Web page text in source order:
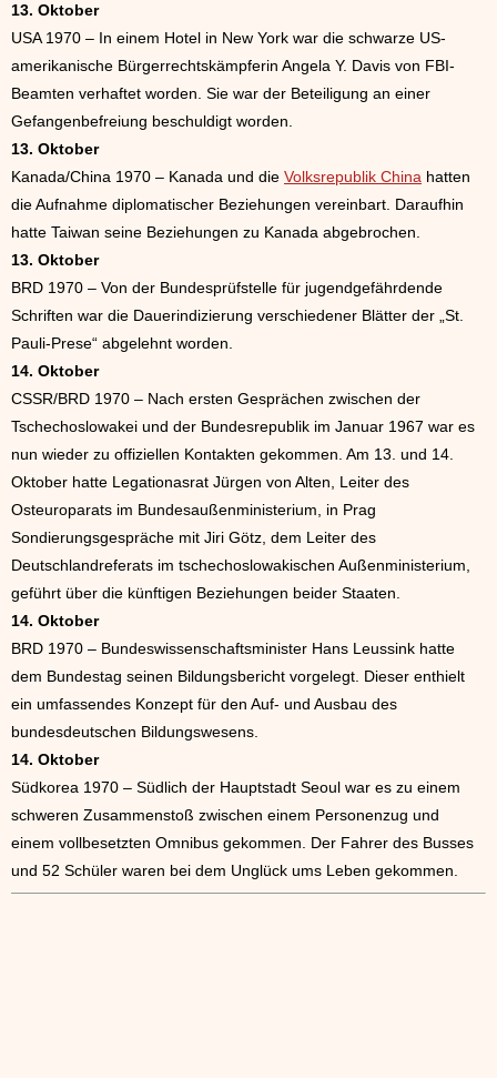
13. Oktober
USA 1970 – In einem Hotel in New York war die schwarze US-
amerikanische Bürgerrechtskämpferin Angela Y. Davis von FBI-
Beamten verhaftet worden. Sie war der Beteiligung an einer
Gefangenbefreiung beschuldigt worden.
13. Oktober
Kanada/China 1970 – Kanada und die Volksrepublik China hatten
die Aufnahme diplomatischer Beziehungen vereinbart. Daraufhin
hatte Taiwan seine Beziehungen zu Kanada abgebrochen.
13. Oktober
BRD 1970 – Von der Bundesprüfstelle für jugendgefährdende
Schriften war die Dauerindizierung verschiedener Blätter der „St.
Pauli-Prese“ abgelehnt worden.
14. Oktober
CSSR/BRD 1970 – Nach ersten Gesprächen zwischen der
Tschechoslowakei und der Bundesrepublik im Januar 1967 war es
nun wieder zu offiziellen Kontakten gekommen. Am 13. und 14.
Oktober hatte Legationasrat Jürgen von Alten, Leiter des
Osteuroparats im Bundesaußenministerium, in Prag
Sondierungsgespräche mit Jiri Götz, dem Leiter des
Deutschlandreferats im tschechoslowakischen Außenministerium,
geführt über die künftigen Beziehungen beider Staaten.
14. Oktober
BRD 1970 – Bundeswissenschaftsminister Hans Leussink hatte
dem Bundestag seinen Bildungsbericht vorgelegt. Dieser enthielt
ein umfassendes Konzept für den Auf- und Ausbau des
bundesdeutschen Bildungswesens.
14. Oktober
Südkorea 1970 – Südlich der Hauptstadt Seoul war es zu einem
schweren Zusammenstoß zwischen einem Personenzug und
einem vollbesetzten Omnibus gekommen. Der Fahrer des Busses
und 52 Schüler waren bei dem Unglück ums Leben gekommen.